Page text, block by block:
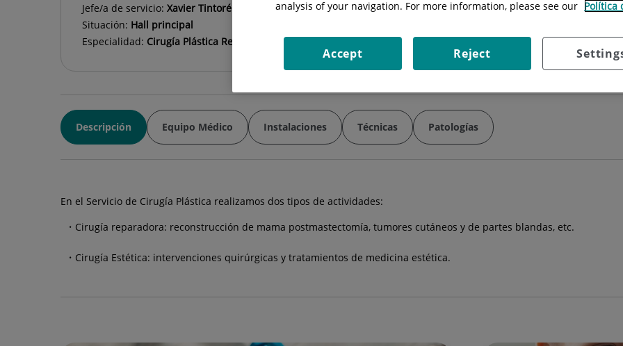
Jefe/a de servicio: Xavier Tintoré Caicedo Horario:Mañanas 10'00h a 14'00h
Situación: Hall principal
Especialidad: Cirugía Plástica Reparadora y Estética
Descripción Equipo Médico Instalaciones Técnicas Patologías
En el Servicio de Cirugía Plástica realizamos dos tipos de actividades:
Cirugía reparadora: reconstrucción de mama postmastectomía, tumores cutáneos y de partes blandas, etc.
Cirugía Estética: intervenciones quirúrgicas y tratamientos de medicina estética.
analysis of your navigation. For more information, please see our Política
Reject
Accept